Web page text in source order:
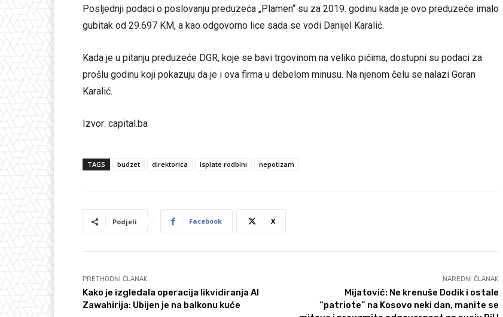
Posljednji podaci o poslovanju preduzeća „Plamen“ su za 2019. godinu kada je ovo preduzeće imalo
gubitak od 29.697 KM, a kao odgovorno lice sada se vodi Danijel Karalić.
Kada je u pitanju preduzeće DGR, koje se bavi trgovinom na veliko pićima, dostupni su podaci za
prošlu godinu koji pokazuju da je i ova firma u debelom minusu. Na njenom čelu se nalazi Goran
Karalić.
Izvor: capital.ba
TAGS budzet direktorica isplate rodbini nepotizam
Podjeli Facebook X
PRETHODNI ČLANAK
Kako je izgledala operacija likvidiranja Al
Zawahirija: Ubijen je na balkonu kuće
NAREDNI ČLANAK
Mijatović: Ne krenuše Dodik i ostale
“patriote” na Kosovo neki dan, manite se